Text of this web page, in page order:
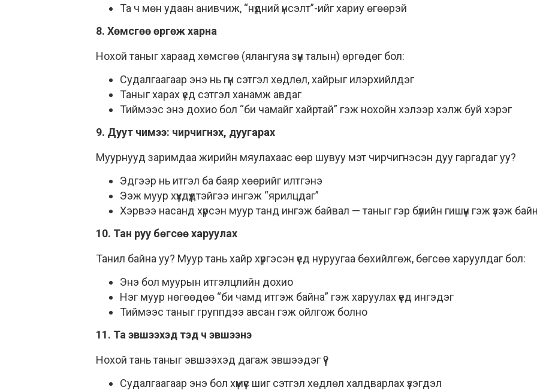
Та ч мөн удаан анивчиж, “нүдний үнсэлт”-ийг хариу өгөөрэй
8. Хөмсгөө өргөж харна
Нохой таныг хараад хөмсгөө (ялангуяа зүүн талын) өргөдөг бол:
Судалгаагаар энэ нь гүн сэтгэл хөдлөл, хайрыг илэрхийлдэг
Таныг харах үед сэтгэл ханамж авдаг
Тиймээс энэ дохио бол “би чамайг хайртай” гэж нохойн хэлээр хэлж буй хэрэг
9. Дуут чимээ: чирчигнэх, дуугарах
Муурнууд заримдаа жирийн мяулахаас өөр шувуу мэт чирчигнэсэн дуу гаргадаг уу?
Эдгээр нь итгэл ба баяр хөөрийг илтгэнэ
Ээж муур хүүхдүүдтэйгээ ингэж “ярилцдаг”
Хэрвээ насанд хүрсэн муур танд ингэж байвал — таныг гэр бүлийн гишүүн гэж үзэж
10. Тан руу бөгсөө харуулах
Танил байна уу? Муур тань хайр хүргэсэн үед нуруугаа бөхийлгөж, бөгсөө харуулдаг бол:
Энэ бол муурын итгэлцлийн дохио
Нэг муур нөгөөдөө “би чамд итгэж байна” гэж харуулах үед ингэдэг
Тиймээс таныг группдээ авсан гэж ойлгож болно
11. Та эвшээхэд тэд ч эвшээнэ
Нохой тань таныг эвшээхэд дагаж эвшээдэг үү?
Судалгаагаар энэ бол хүмүүс шиг сэтгэл хөдлөл халдварлах үзэгдэл